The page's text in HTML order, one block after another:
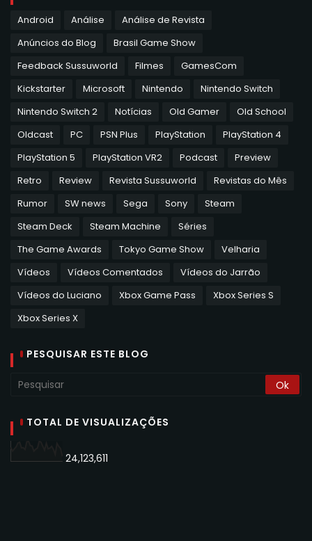
Android Análise
Análise de Revista
Anúncios do Blog
Brasil Game Show
Feedback Sussuworld
Filmes
GamesCom
Kickstarter
Microsoft Nintendo
Nintendo Switch
Nintendo Switch 2
Notícias Old Gamer
Old School
Oldcast
PC PSN Plus PlayStation
PlayStation 4
PlayStation 5
PlayStation VR2 Podcast
Preview
Retro
Review Revista Sussuworld
Revistas do Mês
Rumor
SW news Sega Sony
Steam
Steam Deck
Steam Machine
Séries
The Game Awards
Tokyo Game Show
Velharia
Vídeos
Vídeos Comentados
Vídeos do Jarrão
Vídeos do Luciano
Xbox Game Pass
Xbox Series S
Xbox Series X
PESQUISAR ESTE BLOG
TOTAL DE VISUALIZAÇÕES
24,123,611